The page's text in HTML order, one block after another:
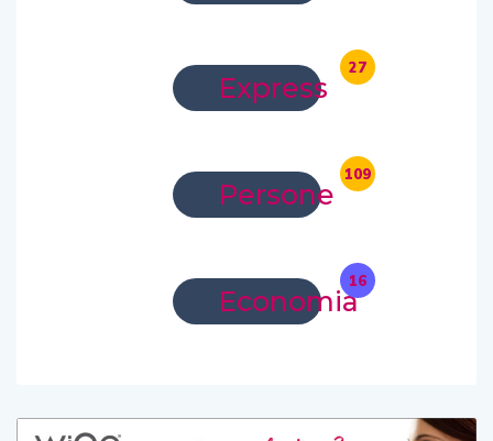
Express
27
Persone
109
Economia
16